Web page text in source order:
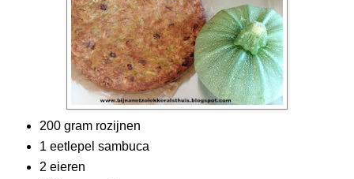
200 gram rozijnen
1 eetlepel sambuca
2 eieren